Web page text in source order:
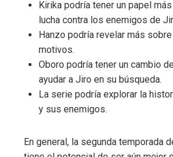
Kirika podría tener un papel
lucha contra los enemigos de
Hanzo podría revelar más
motivos.
Oboro podría tener un cambio
ayudar a Jiro en su búsqueda.
La serie podría explorar la
y sus enemigos.
En general, la segunda temporada